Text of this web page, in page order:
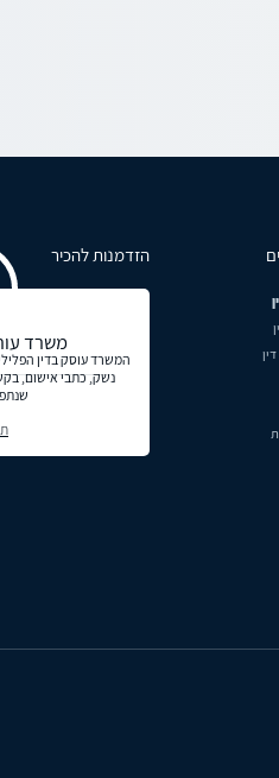
הזדמנות להכיר
משרד
המשרד עוסק בדין
נשק, כתבי אישום,